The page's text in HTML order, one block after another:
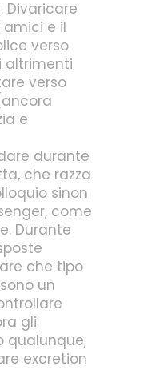
Divaricare
amici e il
verso
altrimenti
verso
e
durante
che razza
sinon
come
Durante
che tipo
un
gli
qualunque,
excretion